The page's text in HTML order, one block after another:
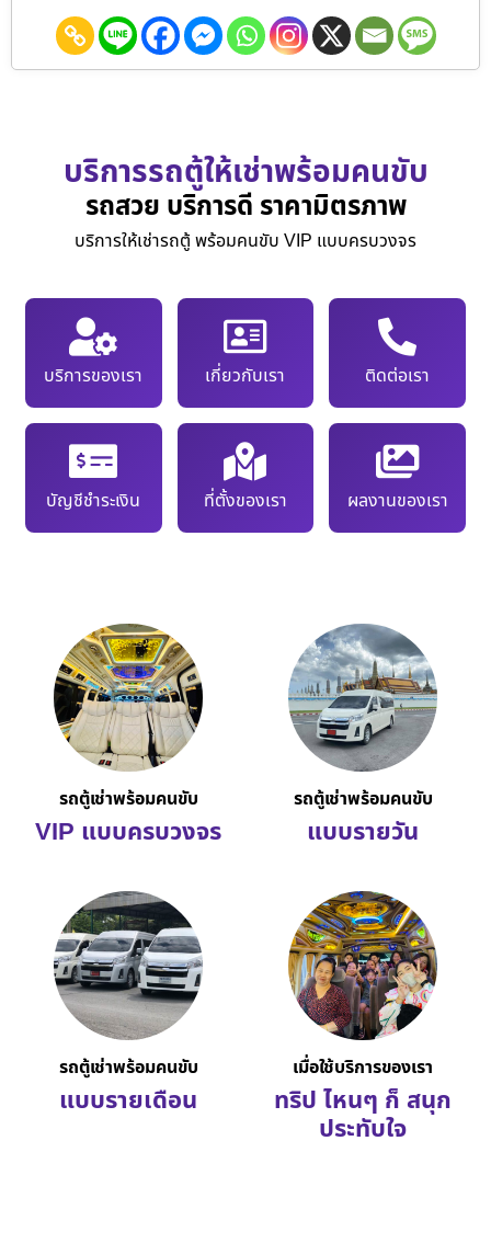
บริการรถตู้ให้เช่าพร้อมคนขับ
รถสวย บริการดี ราคามิตรภาพ
บริการให้เช่ารถตู้ พร้อมคนขับ VIP แบบครบวงจร
บริการของเรา เกี่ยวกับเรา ติดต่อเรา
บัญชีชำระเงิน ที่ตั้งของเรา ผลงานของเรา
รถตู้เช่าพร้อมคนขับ
VIP แบบครบวงจร
รถตู้เช่าพร้อมคนขับ
แบบรายวัน
รถตู้เช่าพร้อมคนขับ
แบบรายเดือน
เมื่อใช้บริการของเรา
ทริป ไหนๆ ก็ สนุก
ประทับใจ